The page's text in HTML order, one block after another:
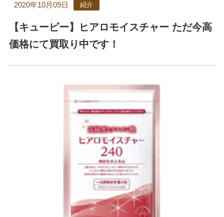
【キューピー】ヒアロモイスチャー ただ今高
価格にて買取り中です！
2020年10月09日 紹介